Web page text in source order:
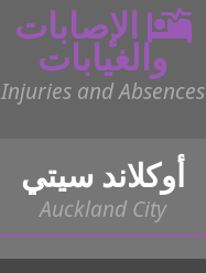
الإصابات
والغيابات
Injuries and Absences
أوكلاند سيتي
Auckland City